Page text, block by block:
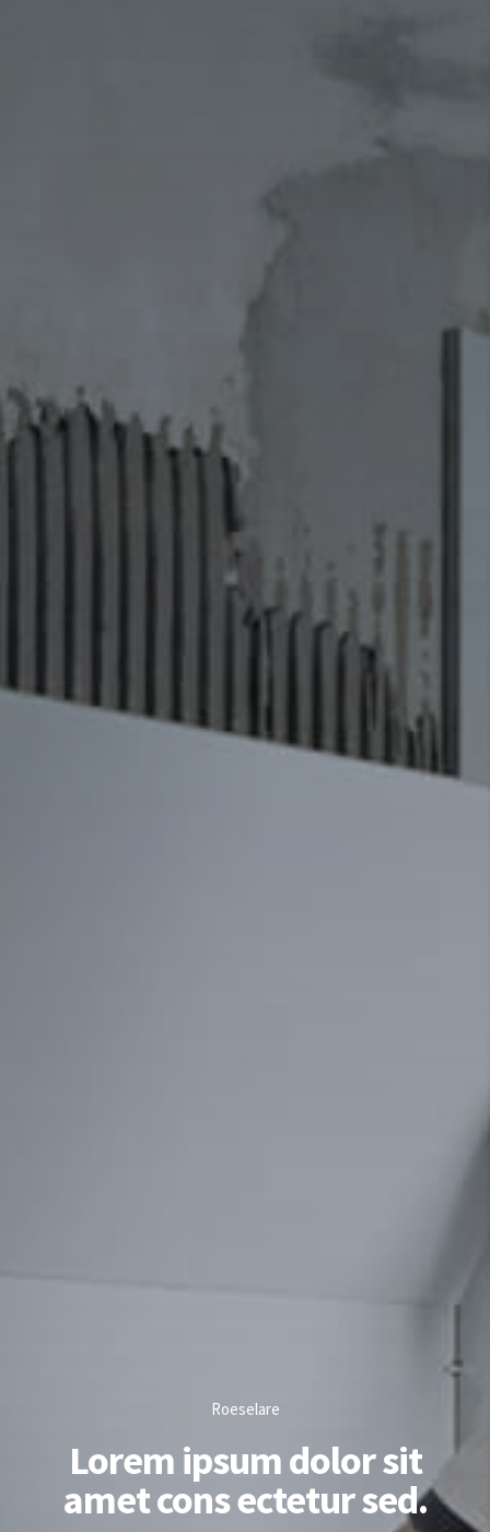
Roeselare
Lorem ipsum dolor sit
amet cons ectetur sed.